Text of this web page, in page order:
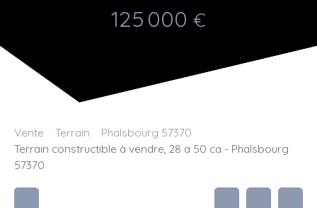
125 000 €
Vente Terrain
Phalsbourg 57370
Terrain constructible à vendre, 28 a 50 ca - Phalsbourg
57370